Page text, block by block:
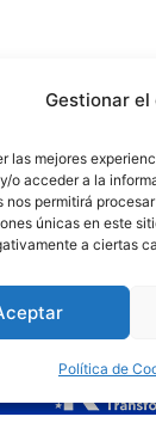
Gestionar
las mejores
o acceder a la
nos permitirá
únicas en este
a ciertas
Política de
Aviso legal
Política de
Política de cookies
Condiciones de uso